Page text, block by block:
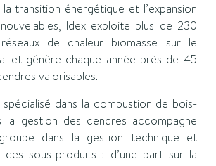
transition énergétique et l’expansion
Idex exploite plus de 230
de chaleur biomasse sur le
et génère chaque année près de 45
valorisables.
spécialisé dans la combustion de bois-
la gestion des cendres accompagne
dans la gestion technique et
ces sous-produits : d’une part sur la